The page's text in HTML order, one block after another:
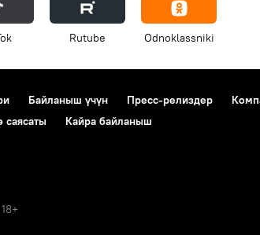
Rutube Odnoklassniki
Байланыш үчүн Пресс-релиздер
саясаты
Кайра байланыш